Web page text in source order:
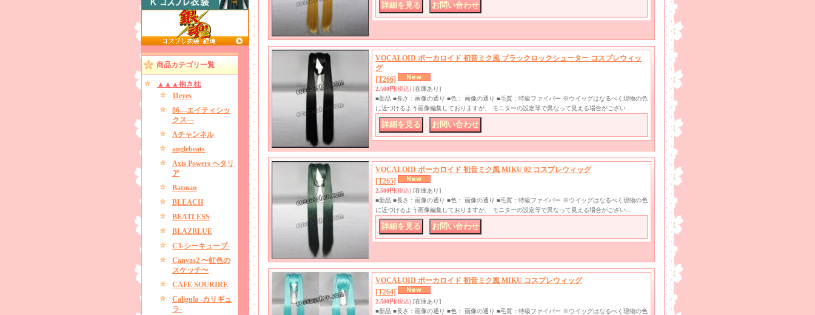
商品カテゴリ一覧
▲▲▲抱き枕
11eyes
86―エイティシッ
クス―
Aチャンネル
anglebeats
Axis Powers ヘタリ
ア
Batman
BLEACH
BEATLESS
BLAZBLUE
C3-シーキューブ-
Canvas2 〜虹色の
スケッチ〜
CAFE SOURIRE
Caligula -カリギュ
ラ-
VOCALOID ボーカロイド 初音ミク風 ブラックロックシューター コスプレウィッ
グ
[T266]
2,500円(税込) [在庫あり]
■新品 ■長さ：画像の通り ■色： 画像の通り ■毛質：特級ファイバー ※ウイッグはなるべく現物の色
に近づけるよう画像編集しておりますが、 モニターの設定等で異なって見える場合がござい…
VOCALOID ボーカロイド 初音ミク風 MIKU 02 コスプレウィッグ
[T265]
2,500円(税込) [在庫あり]
■新品 ■長さ：画像の通り ■色： 画像の通り ■毛質：特級ファイバー ※ウイッグはなるべく現物の色
に近づけるよう画像編集しておりますが、 モニターの設定等で異なって見える場合がござい…
VOCALOID ボーカロイド 初音ミク風 MIKU コスプレウィッグ
[T264]
2,500円(税込) [在庫あり]
■新品 ■長さ：画像の通り ■色： 画像の通り ■毛質：特級ファイバー ※ウイッグはなるべく現物の色